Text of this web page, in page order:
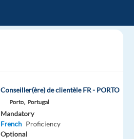
Conseiller(ère) de clientèle FR - PORTO
Porto, Portugal
Mandatory
French Proficiency
Optional